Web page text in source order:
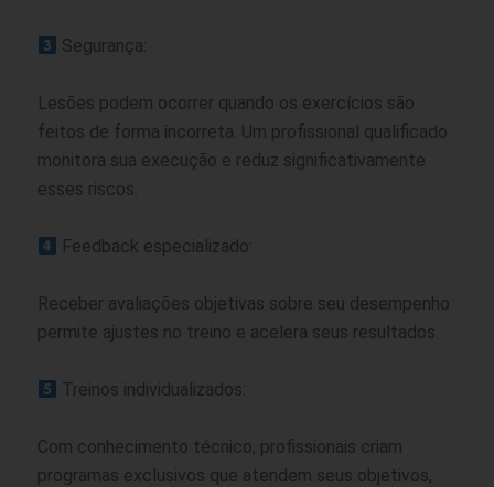
Segurança:
Lesões podem ocorrer quando os exercícios são
feitos de forma incorreta. Um profissional qualificado
monitora sua execução e reduz significativamente
esses riscos.
Feedback especializado:
Receber avaliações objetivas sobre seu desempenho
permite ajustes no treino e acelera seus resultados.
Treinos individualizados:
Com conhecimento técnico, profissionais criam
programas exclusivos que atendem seus objetivos,